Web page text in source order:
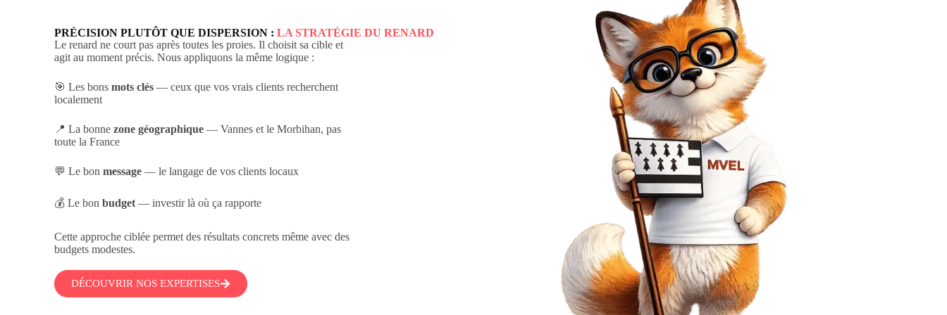
PRÉCISION PLUTÔT QUE DISPERSION :LA STRATÉGIE DU RENARD
Le renard ne court pas après toutes les proies. Il choisit sa cible et
agit au moment précis. Nous appliquons la même logique :
🎯 Les bonsmots clés — ceux que vos vrais clients recherchent
localement
📍 La bonnezone géographique — Vannes et le Morbihan, pas
toute la France
💬 Le bonmessage — le langage de vos clients locaux
💰 Le bonbudget — investir là où ça rapporte
Cette approche ciblée permet des résultats concrets même avec des
budgets modestes.
DÉCOUVRIR NOS EXPERTISES